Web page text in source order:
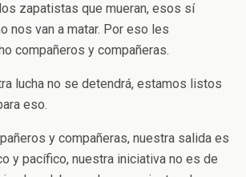
zapatistas que mueran, esos sí
nos van a matar. Por eso les
compañeros y compañeras.
lucha no se detendrá, estamos listos
eso.
y compañeras, nuestra salida es
y pacífico, nuestra iniciativa no es de